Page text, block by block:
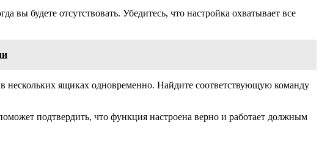
вы будете отсутствовать. Убедитесь, что настройка охватывает все
в нескольких ящиках одновременно. Найдите соответствующую команду
подтвердить, что функция настроена верно и работает должным